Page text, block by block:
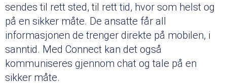
sendes til rett sted, til rett tid, hvor som helst og
på en sikker måte. De ansatte får all
informasjonen de trenger direkte på mobilen, i
sanntid. Med Connect kan det også
kommuniseres gjennom chat og tale på en
sikker måte.